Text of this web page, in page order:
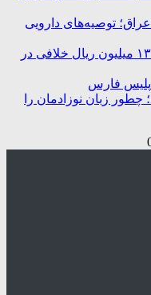
توصیه‌های دارویی
توقیف خودروی ام‌وی‌ام X33 با ۱۳۰ میلیون ریال خلافی در
پلیس فارس
زبان نوزادمان را